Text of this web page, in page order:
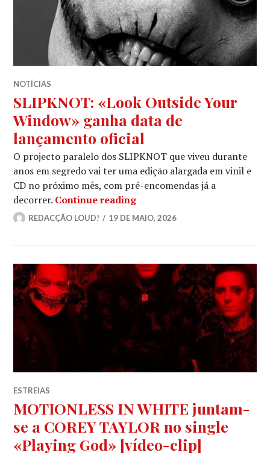
NOTÍCIAS
SLIPKNOT: «Look Outside Your
Window» ganha data de
lançamento oficial
O projecto paralelo dos SLIPKNOT que viveu durante
anos em segredo vai ter uma edição alargada em vinil e
CD no próximo mês, com pré-encomendas já a
decorrer. Continue readingSLIPKNOT: «Look Outside
REDACÇÃO LOUD! 19 DE MAIO, 2026
ESTREIAS
MOTIONLESS IN WHITE juntam-
se a COREY TAYLOR no single
«Playing God» [vídeo-clip]